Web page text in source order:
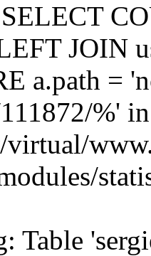
JOIN
a.path =
%' in
Table